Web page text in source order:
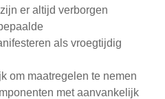
er altijd verborgen
als vroegtijdig
om maatregelen te nemen
met aanvankelijk